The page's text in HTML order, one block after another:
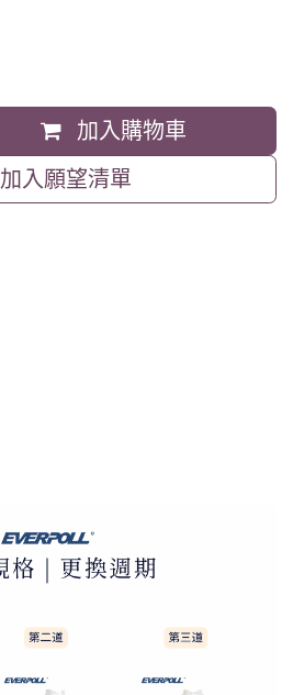
加入購物車
加入願望清單